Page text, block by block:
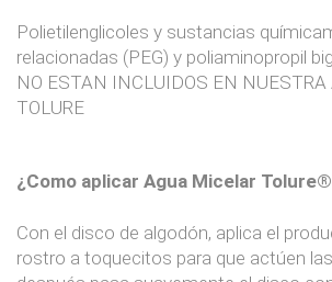
Polietilenglicoles y sustancias
relacionadas (PEG) y poliaminopropil
NO ESTAN INCLUIDOS EN
TOLURE
¿Como aplicar Agua Micelar
Con el disco de algodón, aplica el
rostro a toquecitos para que actúen